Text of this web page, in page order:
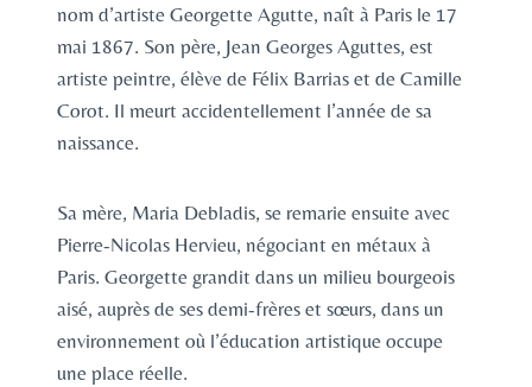
nom d’artiste Georgette Agutte, naît à Paris le 17
mai 1867. Son père, Jean Georges Aguttes, est
artiste peintre, élève de Félix Barrias et de Camille
Corot. Il meurt accidentellement l’année de sa
naissance.
Sa mère, Maria Debladis, se remarie ensuite avec
Pierre-Nicolas Hervieu, négociant en métaux à
Paris. Georgette grandit dans un milieu bourgeois
aisé, auprès de ses demi-frères et sœurs, dans un
environnement où l’éducation artistique occupe
une place réelle.